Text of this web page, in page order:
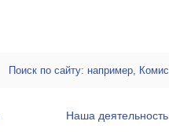
Наша деятельность